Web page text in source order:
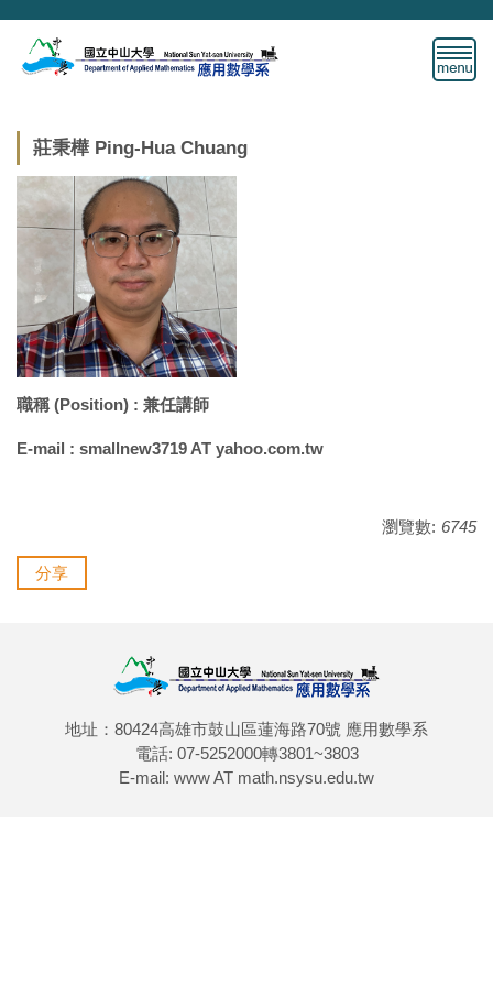
跳
主
容
區
莊秉樺 Ping-Hua Chuang
職稱 (Position) : 兼任講師
E-mail : smallnew3719 AT yahoo.com.tw
瀏覽數: 6745
分享
地址：80424高雄市鼓山區蓮海路70號 應用數學系
電話: 07-5252000轉3801~3803
E-mail: www AT math.nsysu.edu.tw